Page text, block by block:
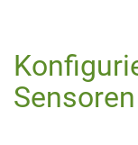
Sensoren